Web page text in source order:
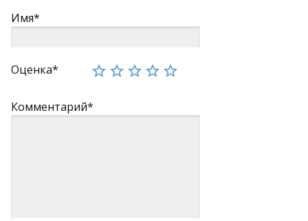
Имя*
Оценка*
Комментарий*